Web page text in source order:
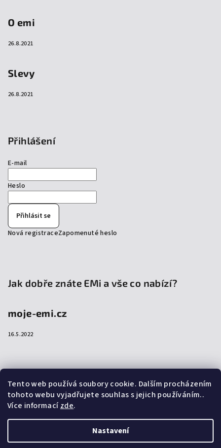
Tento web používá soubory cookie. Dalším procházením
tohoto webu vyjadřujete souhlas s jejich používáním..
Více informacízde.
Nastavení
O emi
26.8.2021
Slevy
26.8.2021
Přihlášení
E-mail
Heslo
Přihlásit se
Nová registraceZapomenuté heslo
Jak dobře znáte EMi a vše co nabízí?
moje-emi.cz
16.5.2022
Přijímáme online platby